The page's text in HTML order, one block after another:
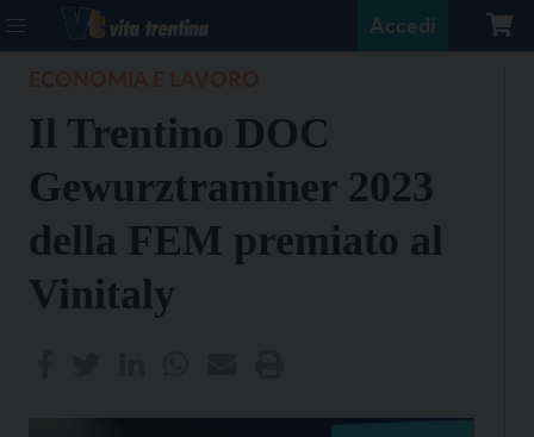
Accedi
Il Trentino DOC
Gewurztraminer 2023
della FEM premiato al
Vinitaly